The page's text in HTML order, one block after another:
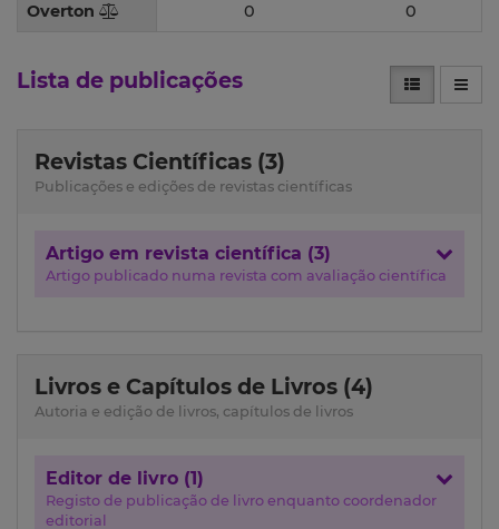
Overton 0 0
Lista de publicações
Revistas Científicas (3)
Publicações e edições de revistas científicas
Artigo em revista científica (3)
Artigo publicado numa revista com avaliação científica
Livros e Capítulos de Livros (4)
Autoria e edição de livros, capítulos de livros
Editor de livro (1)
Registo de publicação de livro enquanto coordenador
editorial